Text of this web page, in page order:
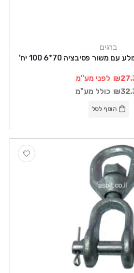
ברגים
משור פסיבציה 70*6 100 יח'
לפני מע"מ
כולל מע"מ
הוסף לסל